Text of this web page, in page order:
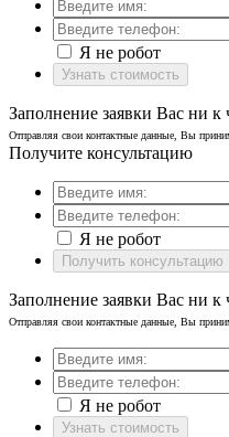
Я не робот
Узнать стоимость
Заполнение заявки Вас ни к
Отправляя свои контактные данные, Вы
Получите консультацию
Я не робот
Получить консультацию
Заполнение заявки Вас ни к
Отправляя свои контактные данные, Вы
Я не робот
Узнать стоимость